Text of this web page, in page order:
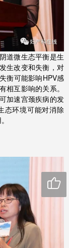
道微生态平衡是生
生改变和失衡，对
衡可能影响HPV感
互影响的关系。
加速宫颈疾病的发
态环境可能对消除
